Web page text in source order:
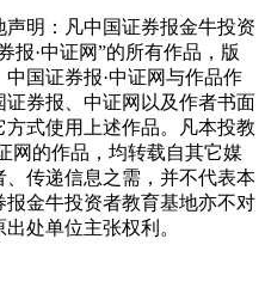
明：凡中国证券报金牛投资
报·中证网”的所有作品，版
国证券报·中证网与作品作
券报、中证网以及作者书面
式使用上述作品。凡本投教
网的作品，均转载自其它媒
传递信息之需，并不代表本
金牛投资者教育基地亦不对
处单位主张权利。